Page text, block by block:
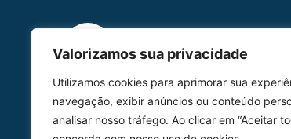
Valorizamos sua privacidade
Utilizamos cookies para aprimorar sua
navegação, exibir anúncios ou conteúdo
analisar nosso tráfego. Ao clicar em “Aceitar
HOMOLGAÇÃO
COM 2109-02/ANAC